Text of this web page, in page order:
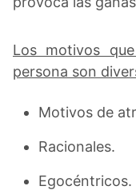
Los motivos
persona son
Motivos de
Racionales.
Egocéntricos.